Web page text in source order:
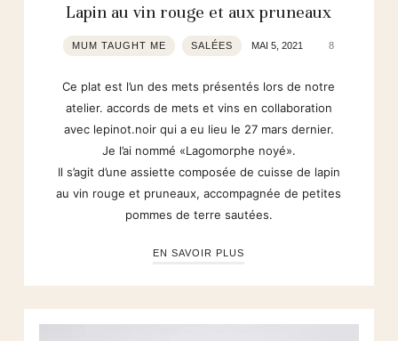
Lapin au vin rouge et aux pruneaux
MUM TAUGHT ME SALÉES MAI 5, 2021 8
Ce plat est l’un des mets présentés lors de notre
atelier. accords de mets et vins en collaboration
avec lepinot.noir qui a eu lieu le 27 mars dernier.
Je l’ai nommé «Lagomorphe noyé».
Il s’agit d’une assiette composée de cuisse de lapin
au vin rouge et pruneaux, accompagnée de petites
pommes de terre sautées.
EN SAVOIR PLUS